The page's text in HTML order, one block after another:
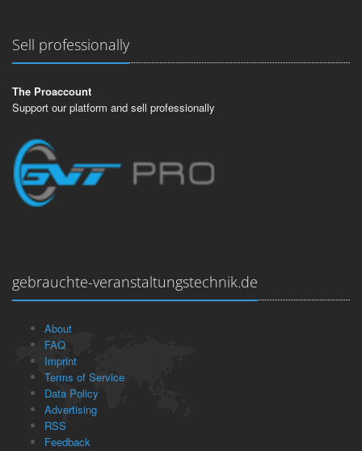
Sell professionally
The Proaccount
Support our platform and sell professionally
gebrauchte-veranstaltungstechnik.de
About
FAQ
Imprint
Terms of Service
Data Policy
Advertising
RSS
Feedback